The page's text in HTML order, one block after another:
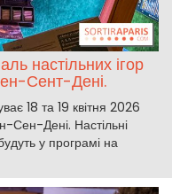
настільних ігор
Сент-Дені.
18 та 19 квітня 2026
Дені. Настільні
у програмі на